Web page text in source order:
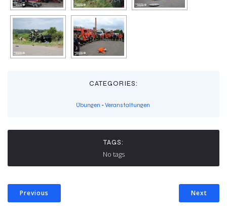
CATEGORIES:
Übungen -Veranstaltungen
TAGS:
No tags
Previous Next